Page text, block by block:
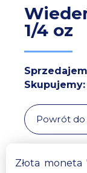
1/4 oz
Skupujemy:
Powrót do
Złota moneta